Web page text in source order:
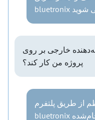
خارجی بر روی
پروژه من کار کند؟
از طریق پلتفرم
bluetronix انجام می‌شود. خدمات انجام‌شده